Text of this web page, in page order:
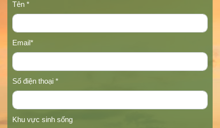
Tên *
Email*
Số điện thoại *
Khu vực sinh sống